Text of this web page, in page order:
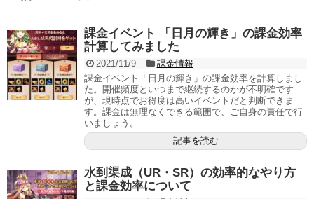
課金イベント 「日月の輝き」の課金効率
計算してみました
2021/11/9
課金情報
課金イベント「日月の輝き」の課金効率を計算しまし
た。開催頻度といつまで継続するのかが不明確です
が、現時点でお得度は高いイベントだと判断できま
す。課金は無理なくできる範囲で、ご自身の責任で行
いましょう。
記事を読む
水到渠成（UR・SR）の効率的なやり方
と課金効率について